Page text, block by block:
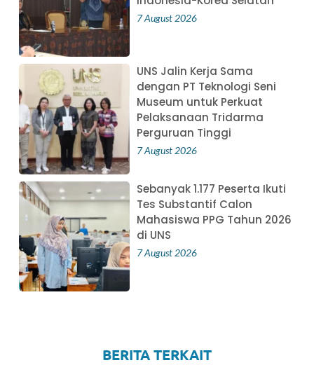
7 August 2026
UNS Jalin Kerja Sama
dengan PT Teknologi Seni
Museum untuk Perkuat
Pelaksanaan Tridarma
Perguruan Tinggi
7 August 2026
Sebanyak 1.177 Peserta Ikuti
Tes Substantif Calon
Mahasiswa PPG Tahun 2026
di UNS
7 August 2026
BERITA TERKAIT